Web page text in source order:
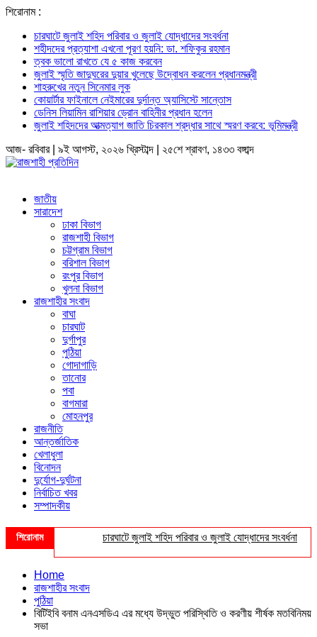
শিরোনাম :
চারঘাটে জুলাই শহিদ পরিবার ও জুলাই যোদ্ধাদের সংবর্ধনা
শহীদদের প্রত্যাশা এখনো পূরণ হয়নি: ডা. শফিকুর রহমান
ত্বক ভালো রাখতে যে ৫ কাজ করবেন
জুলাই স্মৃতি জাদুঘরের দুয়ার খুলেছে উদ্বোধন করলেন প্রধানমন্ত্রী
শাহরুখের নতুন সিনেমার লুক
কোয়ার্টার ফাইনালে নেইমারের দুর্দান্ত অ্যাসিস্টে সান্তোস
ডেনিস লিয়ামিন রাশিয়ার ড্রোন বাহিনীর প্রধান হলেন
জুলাই শহিদদের আত্মত্যাগ জাতি চিরকাল শ্রদ্ধার সাথে স্মরণ করবে: ভূমিমন্ত্রী
আজ- রবিবার | ৯ই আগস্ট, ২০২৬ খ্রিস্টাব্দ | ২৫শে শ্রাবণ, ১৪৩৩ বঙ্গাব্দ
জাতীয়
সারাদেশ
ঢাকা বিভাগ
রাজশাহী বিভাগ
চট্টগ্রাম বিভাগ
বরিশাল বিভাগ
রংপুর বিভাগ
খুলনা বিভাগ
রাজশাহীর সংবাদ
বাঘা
চারঘাট
দুর্গাপুর
পুঠিয়া
গোদাগাড়ি
তানোর
পবা
বাগমারা
মোহনপুর
রাজনীতি
আন্তর্জাতিক
খেলাধুলা
বিনোদন
দুর্যোগ-দুর্ঘটনা
নির্বাচিত খবর
সম্পাদকীয়
শিরোনাম চারঘাটে জুলাই শহিদ পরিবার ও জুলাই যোদ্ধাদের সংবর্ধনা
Home
রাজশাহীর সংবাদ
পুঠিয়া
বিটিইবি বনাম এনএসডিএ এর মধ্যে উদ্ভুত পরিস্থিতি ও করণীয় শীর্ষক মতবিনিময়
সভা